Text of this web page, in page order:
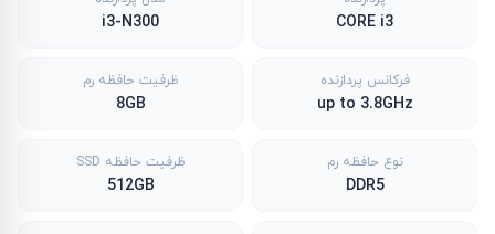
CORE i3
i3-N300
فرکانس پردازنده
up to 3.8GHz
ظرفیت حافظه رم
8GB
نوع حافظه رم
DDR5
ظرفیت حافظه SSD
512GB